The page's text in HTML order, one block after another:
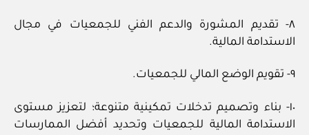
٨- تقديم المشورة والدعم الفني للجمعيات في مجال
الاستدامة المالية.
٩- تقويم الوضع المالي للجمعيات.
١٠- بناء وتصميم تدخلات تمكينية متنوعة؛ لتعزيز مستوى
الاستدامة المالية للجمعيات وتحديد أفضل الممارسات